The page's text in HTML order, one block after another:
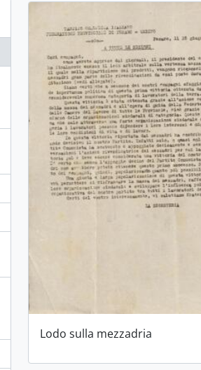
Lodo sulla mezzadria